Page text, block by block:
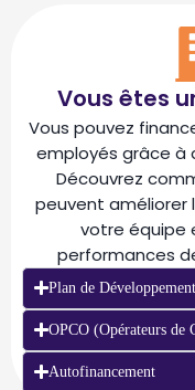
Vous êtes
Vous pouvez
employés grâce à
Découvrez
peuvent
votre équipe
performances
Plan de
OPCO (Opérateurs de
Autofinancement